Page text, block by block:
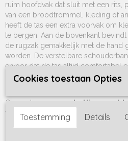
ruim hoofdvak dat sluit met een rits,
van een broodtrommel, kleding of
heeft de tas een extra voorvak om
te bergen. Aan de bovenkant
de rugzak gemakkelijk met de hand
worden. De verstelbare
ervoor dat de tas altijd comfortabel
praktische én schattige rugzak die
Op zoek naar een
schattige,
voor je kleintje? Onze
teddy choco
heerlijk fluffy, maar ook super
Cookies toestaan Opties
Toestemming Details